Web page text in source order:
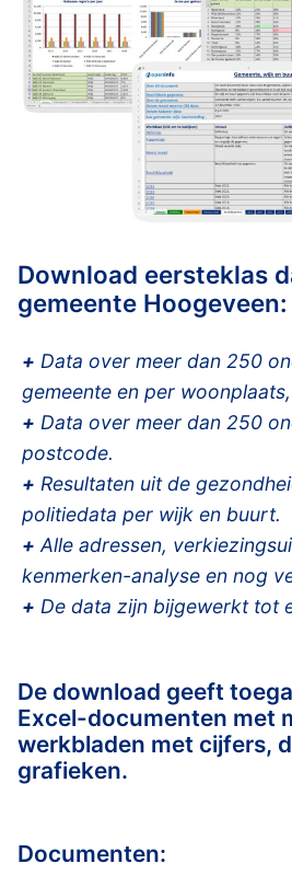
Download eersteklas
gemeente Hoogeveen:
+ Data over meer dan 250
gemeente en per
+ Data over meer dan 250
postcode.
+ Resultaten uit de
politiedata per wijk en buurt.
+ Alle adressen,
kenmerken-analyse en nog
+ De data zijn bijgewerkt tot
De download geeft
Excel-documenten met
werkbladen met cijfers,
grafieken.
Documenten: